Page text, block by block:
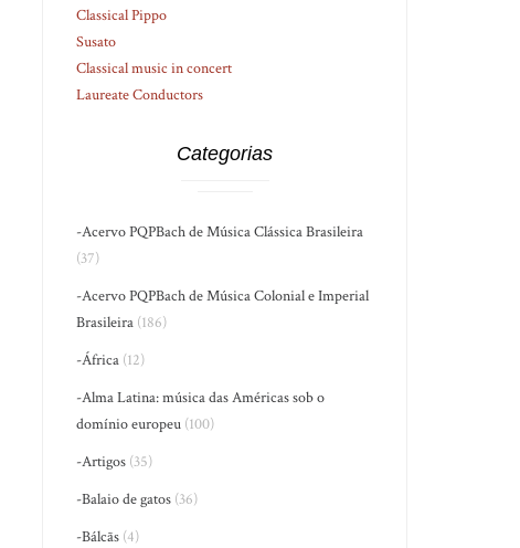
Classical Pippo
Susato
Classical music in concert
Laureate Conductors
Categorias
-Acervo PQPBach de Música Clássica Brasileira
(37)
-Acervo PQPBach de Música Colonial e Imperial
Brasileira (186)
-África (12)
-Alma Latina: música das Américas sob o
domínio europeu (100)
-Artigos (35)
-Balaio de gatos (36)
-Bálcãs (4)